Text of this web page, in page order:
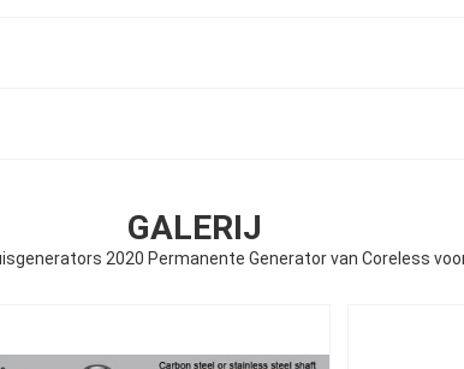
GALERIJ
2020 Permanente Generator van Coreless